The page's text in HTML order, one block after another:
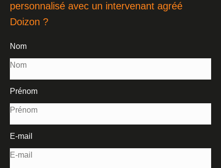
personnalisé avec un intervenant agréé
Doizon ?
Nom
Prénom
E-mail